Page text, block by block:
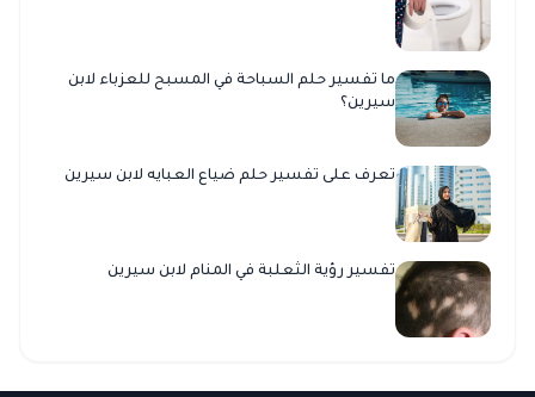
ما تفسير حلم السباحة في المسبح للعزباء لابن
سيرين؟
تعرف على تفسير حلم ضياع العبايه لابن سيرين
تفسير رؤية الثعلبة في المنام لابن سيرين